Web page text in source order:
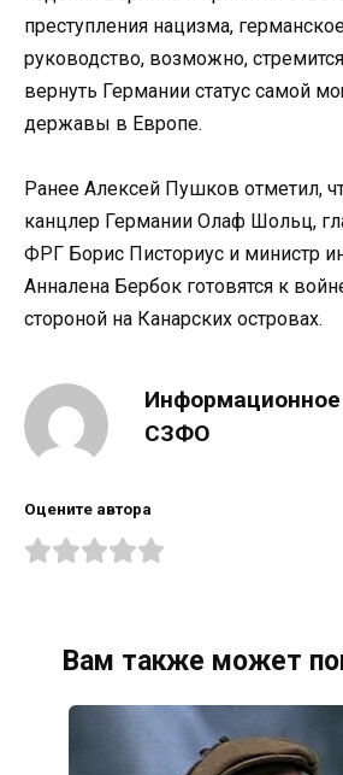
преступления нацизма,
руководство, возможно,
вернуть Германии статус самой
державы в Европе.
Ранее Алексей Пушков отметил,
канцлер Германии Олаф Шольц,
ФРГ Борис Писториус и министр
Анналена Бербок готовятся к
стороной на Канарских островах.
Информационное
СЗФО
Оцените автора
Вам также может